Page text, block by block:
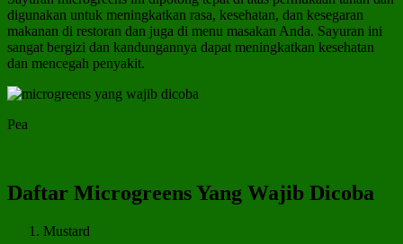
digunakan untuk meningkatkan rasa, kesehatan, dan kesegaran
makanan di restoran dan juga di menu masakan Anda. Sayuran ini
sangat bergizi dan kandungannya dapat meningkatkan kesehatan
dan mencegah penyakit.
Pea
Daftar Microgreens Yang Wajib Dicoba
Mustard